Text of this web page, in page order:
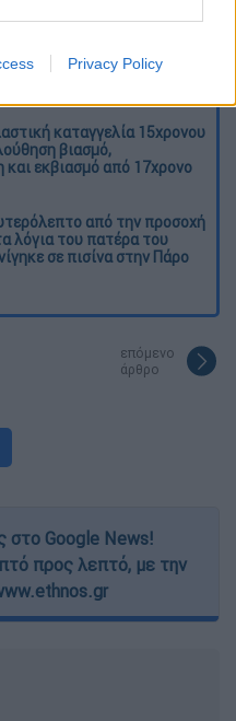
Privacy Policy
καταγγελία 15χρονου
βιασμό,
και εκβιασμό από 17χρονο
από την προσοχή
λόγια του πατέρα του
σε πισίνα στην Πάρο
επόμενο
άρθρο
στο Google News!
προς λεπτό, με την